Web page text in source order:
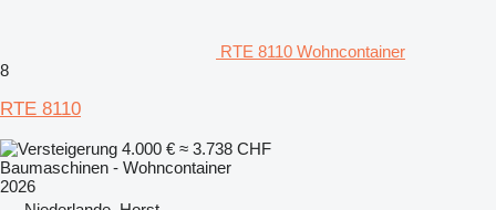
RTE 8110 Wohncontainer
8
RTE 8110
4.000 € ≈ 3.738 CHF
Baumaschinen - Wohncontainer
2026